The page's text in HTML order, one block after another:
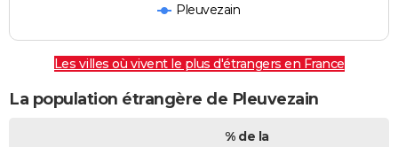
Pleuvezain
Les villes où vivent le plus d'étrangers en France
La population étrangère de Pleuvezain
% de la